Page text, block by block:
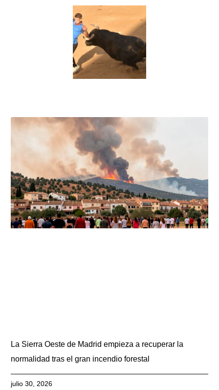
La Sierra Oeste de Madrid empieza a recuperar la
normalidad tras el gran incendio forestal
julio 30, 2026